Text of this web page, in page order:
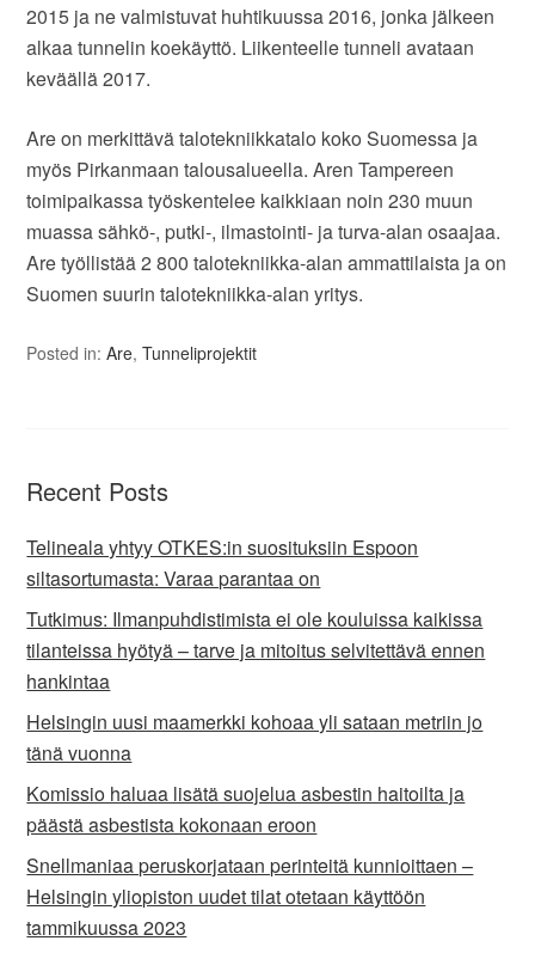
2015 ja ne valmistuvat huhtikuussa 2016, jonka jälkeen
alkaa tunnelin koekäyttö. Liikenteelle tunneli avataan
keväällä 2017.
Are on merkittävä talotekniikkatalo koko Suomessa ja
myös Pirkanmaan talousalueella. Aren Tampereen
toimipaikassa työskentelee kaikkiaan noin 230 muun
muassa sähkö-, putki-, ilmastointi- ja turva-alan osaajaa.
Are työllistää 2 800 talotekniikka-alan ammattilaista ja on
Suomen suurin talotekniikka-alan yritys.
Posted in:Are,Tunneliprojektit
Recent Posts
Telineala yhtyy OTKES:in suosituksiin Espoon
siltasortumasta: Varaa parantaa on
Tutkimus: Ilmanpuhdistimista ei ole kouluissa kaikissa
tilanteissa hyötyä – tarve ja mitoitus selvitettävä ennen
hankintaa
Helsingin uusi maamerkki kohoaa yli sataan metriin jo
tänä vuonna
Komissio haluaa lisätä suojelua asbestin haitoilta ja
päästä asbestista kokonaan eroon
Snellmaniaa peruskorjataan perinteitä kunnioittaen –
Helsingin yliopiston uudet tilat otetaan käyttöön
tammikuussa 2023